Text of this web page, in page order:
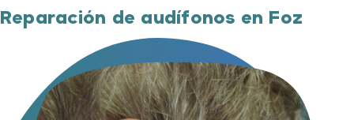
Reparación de audífonos en Foz